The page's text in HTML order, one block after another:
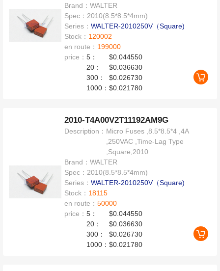
Brand：WALTER
Spec： 2010(8.5*8.5*4mm)
Series：WALTER-2010250V（Square)
Stock： 120002
en route： 199000
price：5：
$0.044550
20：
$0.036630
300：
$0.026730
1000：$0.021780
2010-T4A00V2T11192AM9G
Description： Micro Fuses ,8.5*8.5*4 ,4A
,250VAC ,Time-Lag Type
,Square,2010
Brand：WALTER
Spec： 2010(8.5*8.5*4mm)
Series：WALTER-2010250V（Square)
Stock： 18115
en route：50000
price：5：
$0.044550
20：
$0.036630
300：
$0.026730
1000：$0.021780